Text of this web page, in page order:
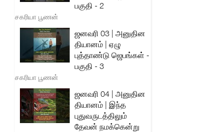
பகுதி - 2
சகரியா பூணன்
ஜனவரி 03 | அனுதின
தியானம் | ஏழு
புத்தாண்டு ஜெபங்கள் -
பகுதி - 3
சகரியா பூணன்
ஜனவரி 04 | அனுதின
தியானம் | இந்த
புதுவருடத்திலும்
தேவன் நமக்கென்று